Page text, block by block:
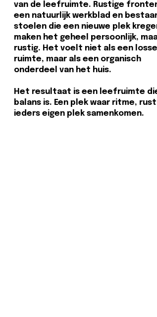
van de leefruimte. Rustige
een natuurlijk werkblad en
stoelen die een nieuwe plek
maken het geheel persoonlijk,
rustig. Het voelt niet als een losse
ruimte, maar als een organisch
onderdeel van het huis.
Het resultaat is een leefruimte
balans is. Een plek waar ritme,
ieders eigen plek samenkomen.